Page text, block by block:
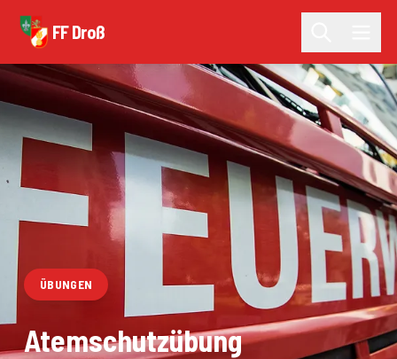
FF Droß
ÜBUNGEN
Atemschutzübung